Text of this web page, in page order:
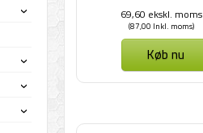
69,60 ekskl. moms
(87,00 Inkl. moms)
Køb nu
›
›
›
›